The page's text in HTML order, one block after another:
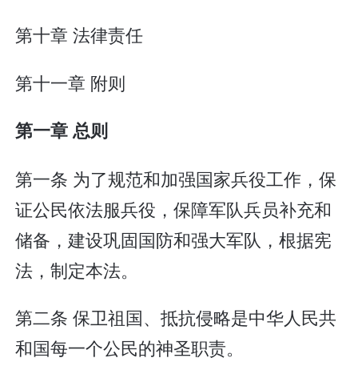
第十章 法律责任
第十一章 附则
第一章 总则
第一条 为了规范和加强国家兵役工作，保
证公民依法服兵役，保障军队兵员补充和
储备，建设巩固国防和强大军队，根据宪
法，制定本法。
第二条 保卫祖国、抵抗侵略是中华人民共
和国每一个公民的神圣职责。